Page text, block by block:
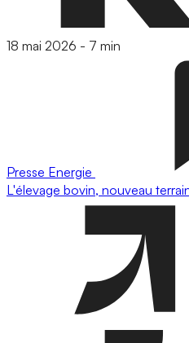
18 mai 2026 - 7 min
Presse Energie
L'élevage bovin, nouveau